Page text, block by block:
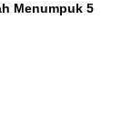
Menumpuk 5